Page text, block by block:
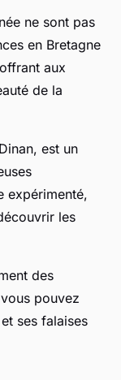
ne sont pas
en Bretagne
aux
de la
est un
expérimenté,
les
des
pouvez
ses falaises